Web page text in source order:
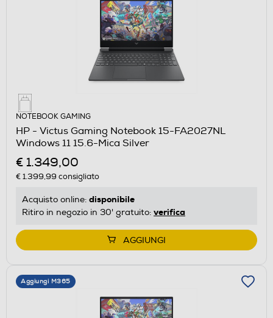
NOTEBOOK GAMING
HP - Victus Gaming Notebook 15-FA2027NL
Windows 11 15.6-Mica Silver
€ 1.349,00
€ 1.399,99 consigliato
Acquisto online: disponibile
Ritiro in negozio in 30' gratuito: verifica
AGGIUNGI
Aggiungi M365